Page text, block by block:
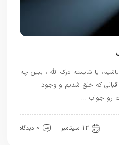
یا شایسته درک الله ، ببین چه
که خلق شدیم و وجود
رو جواب …
13 سپتامبر 0 دیدگاه